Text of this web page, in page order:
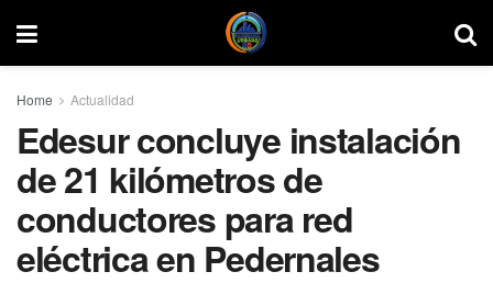
Home Actualidad
Edesur concluye instalación
de 21 kilómetros de
conductores para red
eléctrica en Pedernales